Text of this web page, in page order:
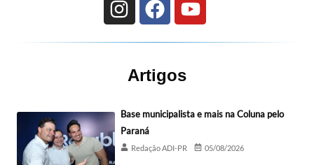
Artigos
Base municipalista e mais na Coluna pelo
Paraná
Redação ADI-PR 05/08/2026